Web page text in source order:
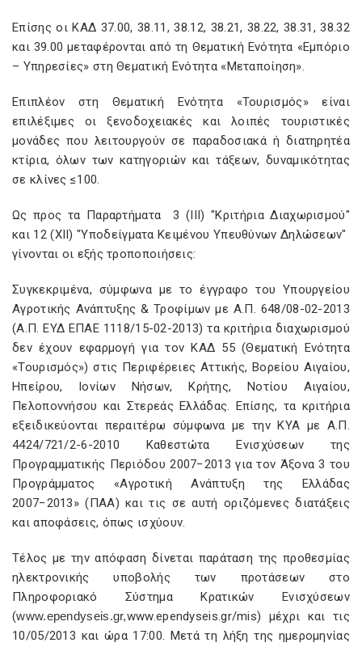
Επίσης οι ΚΑΔ 37.00, 38.11, 38.12, 38.21, 38.22, 38.31, 38.32
και 39.00 μεταφέρονται από τη Θεματική Ενότητα «Εμπόριο
– Υπηρεσίες» στη Θεματική Ενότητα «Μεταποίηση».
Επιπλέον στη Θεματική Ενότητα «Τουρισμός» είναι
επιλέξιμες οι ξενοδοχειακές και λοιπές τουριστικές
μονάδες που λειτουργούν σε παραδοσιακά ή διατηρητέα
κτίρια, όλων των κατηγοριών και τάξεων, δυναμικότητας
σε κλίνες ≤100.
Ως προς τα Παραρτήματα 3 (ΙΙΙ) "Κριτήρια Διαχωρισμού"
και 12 (ΧΙΙ) "Υποδείγματα Κειμένου Υπευθύνων Δηλώσεων"
γίνονται οι εξής τροποποιήσεις:
Συγκεκριμένα, σύμφωνα με το έγγραφο του Υπουργείου
Αγροτικής Ανάπτυξης & Τροφίμων με Α.Π. 648/08-02-2013
(Α.Π. ΕΥΔ ΕΠΑΕ 1118/15-02-2013) τα κριτήρια διαχωρισμού
δεν έχουν εφαρμογή για τον ΚΑΔ 55 (Θεματική Ενότητα
«Τουρισμός») στις Περιφέρειες Αττικής, Βορείου Αιγαίου,
Ηπείρου, Ιονίων Νήσων, Κρήτης, Νοτίου Αιγαίου,
Πελοποννήσου και Στερεάς Ελλάδας. Επίσης, τα κριτήρια
εξειδικεύονται περαιτέρω σύμφωνα με την ΚΥΑ με Α.Π.
4424/721/2-6-2010 Καθεστώτα Ενισχύσεων της
Προγραμματικής Περιόδου 2007−2013 για τον Άξονα 3 του
Προγράμματος «Αγροτική Ανάπτυξη της Ελλάδας
2007−2013» (ΠΑΑ) και τις σε αυτή οριζόμενες διατάξεις
και αποφάσεις, όπως ισχύουν.
Τέλος με την απόφαση δίνεται παράταση της προθεσμίας
ηλεκτρονικής υποβολής των προτάσεων στο
Πληροφοριακό Σύστημα Κρατικών Ενισχύσεων
(www.ependyseis.gr,www.ependyseis.gr/mis) μέχρι και τις
10/05/2013 και ώρα 17:00. Μετά τη λήξη της ημερομηνίας